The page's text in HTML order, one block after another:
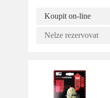
Koupit on-line
Nelze rezervovat